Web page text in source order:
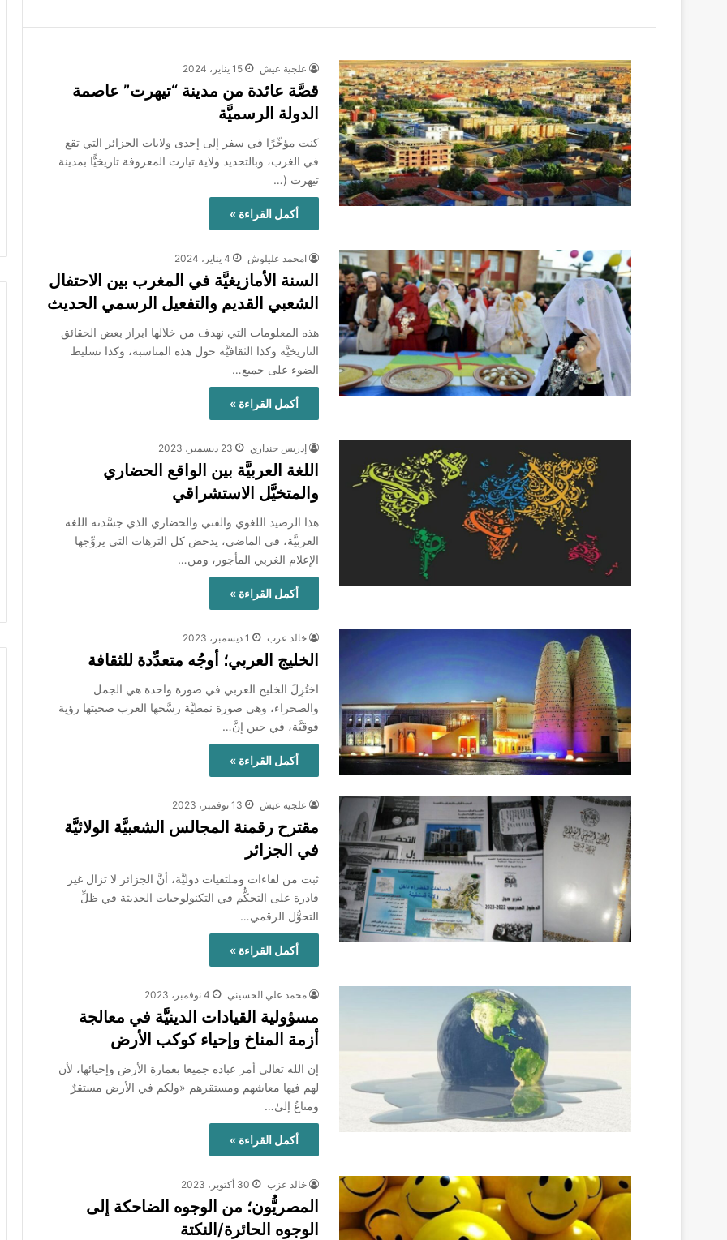
علجية عيش 15 يناير، 2024
قصَّة عائدة من مدينة “تيهرت” عاصمة
الدولة الرسميَّة
كنت مؤخّرًا في سفر إلى إحدى ولايات الجزائر التي تقع
في الغرب، وبالتحديد ولاية تيارت المعروفة تاريخيًّا بمدينة
تيهرت (…
أكمل القراءة »
امحمد عليلوش 4 يناير، 2024
السنة الأمازيغيَّة في المغرب بين الاحتفال
الشعبي القديم والتفعيل الرسمي الحديث
هذه المعلومات التي نهدف من خلالها ابراز بعض الحقائق
التاريخيَّة وكذا الثقافيَّة حول هذه المناسبة، وكذا تسليط
الضوء على جميع…
أكمل القراءة »
إدريس جنداري 23 ديسمبر، 2023
اللغة العربيَّة بين الواقع الحضاري
والمتخيَّل الاستشراقي
هذا الرصيد اللغوي والفني والحضاري الذي جسَّدته اللغة
العربيَّة، في الماضي، يدحض كل الترهات التي يروِّجها
الإعلام الغربي المأجور، ومن…
أكمل القراءة »
خالد عزب 1 ديسمبر، 2023
الخليج العربي؛ أوجُه متعدِّدة للثقافة
اختُزِلَ الخليج العربي في صورة واحدة هي الجمل
والصحراء، وهي صورة نمطيَّة رسَّخها الغرب صحبتها رؤية
فوقيَّة، في حين إنَّ…
أكمل القراءة »
علجية عيش 13 نوفمبر، 2023
مقترح رقمنة المجالس الشعبيَّة الولائيَّة
في الجزائر
ثبت من لقاءات وملتقيات دوليَّة، أنَّ الجزائر لا تزال غير
قادرة على التحكُّم في التكنولوجيات الحديثة في ظلِّ
التحوُّل الرقمي…
أكمل القراءة »
محمد علي الحسيني 4 نوفمبر، 2023
مسؤولية القيادات الدينيَّة في معالجة
أزمة المناخ وإحياء كوكب الأرض
إن الله تعالى أمر عباده جميعا بعمارة الأرض وإحيائها، لأن
لهم فيها معاشهم ومستقرهم «ولكم في الأرض مستقرٌ
ومتاعٌ إلىٰ…
أكمل القراءة »
خالد عزب 30 أكتوبر، 2023
المصريُّون؛ من الوجوه الضاحكة إلى
الوجوه الحائرة/النكتة